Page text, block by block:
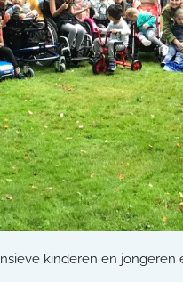
kinderen en jongeren